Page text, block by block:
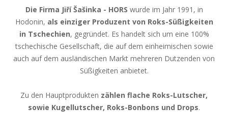
Die Firma Jiří Šašinka - HORS wurde im Jahr 1991, in
Hodonin, als einziger Produzent von Roks-Süßigkeiten
in Tschechien, gegründet. Es handelt sich um eine 100%
tschechische Gesellschaft, die auf dem einheimischen sowie
auch auf dem ausländischen Markt mehreren Dutzenden von
Süßigkeiten anbietet.
Zu den Hauptprodukten zählen flache Roks-Lutscher,
sowie Kugellutscher, Roks-Bonbons und Drops.